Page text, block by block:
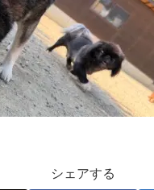
シェアする